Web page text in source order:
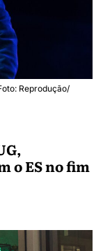
Reprodução/
o ES no fim